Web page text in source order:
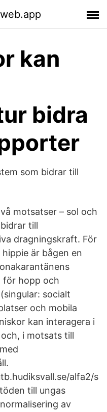
kan
bidra
som bidrar till
motsatser – sol och
till
dragningskraft. För
är bågen en
för hopp och
socialt
och mobila
kan interagera i
i motsats till
alfa2/s
till ungas
av